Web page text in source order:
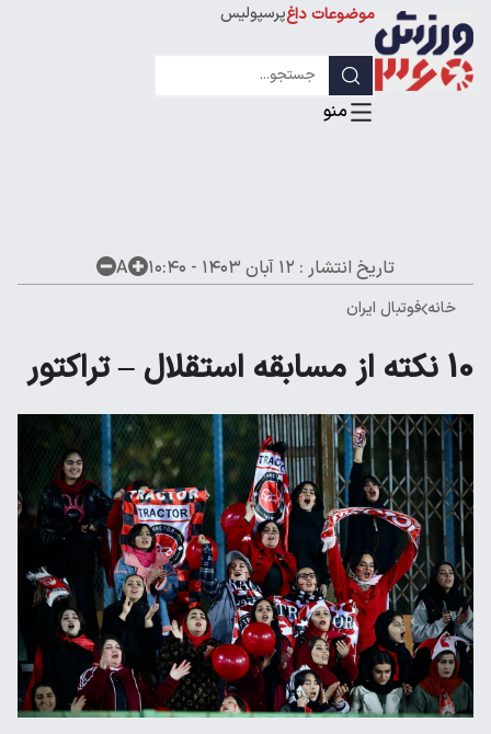
موضوعات داغپرسپولیس
لیگ قهرمانان
تاریخ انتشار : ۱۲ آبان ۱۴۰۳ - ۱۰:۴۰ A
خانه فوتبال ایران
10 نکته از مسابقه استقلال – تراکتور